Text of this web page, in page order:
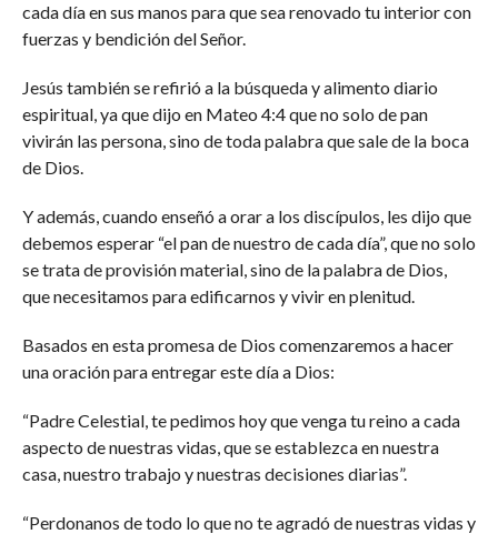
cada día en sus manos para que sea renovado tu interior con
fuerzas y bendición del Señor.
Jesús también se refirió a la búsqueda y alimento diario
espiritual, ya que dijo en Mateo 4:4 que no solo de pan
vivirán las persona, sino de toda palabra que sale de la boca
de Dios.
Y además, cuando enseñó a orar a los discípulos, les dijo que
debemos esperar “el pan de nuestro de cada día”, que no solo
se trata de provisión material, sino de la palabra de Dios,
que necesitamos para edificarnos y vivir en plenitud.
Basados en esta promesa de Dios comenzaremos a hacer
una oración para entregar este día a Dios:
“Padre Celestial, te pedimos hoy que venga tu reino a cada
aspecto de nuestras vidas, que se establezca en nuestra
casa, nuestro trabajo y nuestras decisiones diarias”.
“Perdonanos de todo lo que no te agradó de nuestras vidas y